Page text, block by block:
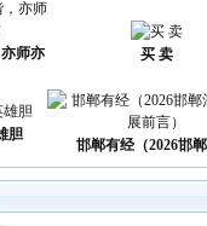
师亦
买 卖
胆
邯郸有经（2026邯